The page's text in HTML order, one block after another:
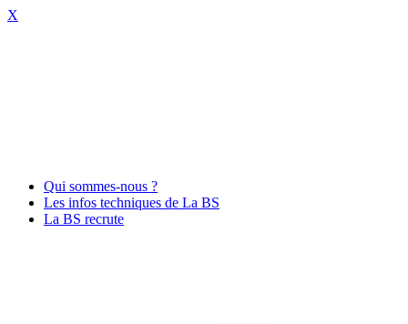
X
Qui sommes-nous ?
Les infos techniques de La BS
La BS recrute